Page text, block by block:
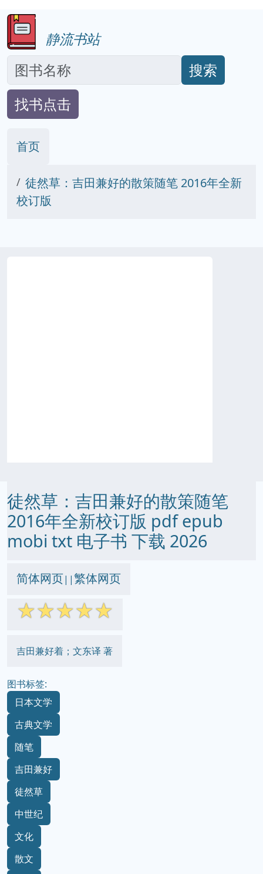
静流书站
搜索
找书点击
首页
徒然草：吉田兼好的散策随笔 2016年全新
校订版
徒然草：吉田兼好的散策随笔
2016年全新校订版 pdf epub
mobi txt 电子书 下载 2026
简体网页||繁体网页
☆☆☆☆☆
吉田兼好着；文东译 著
图书标签:
日本文学
古典文学
随笔
吉田兼好
徒然草
中世纪
文化
散文